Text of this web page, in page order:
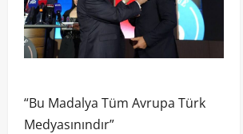
“Bu Madalya Tüm Avrupa Türk
Medyasınındır”